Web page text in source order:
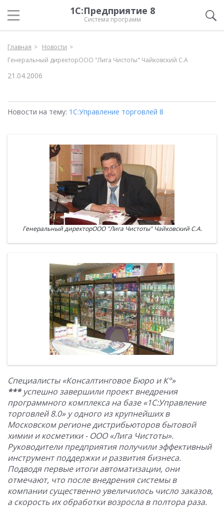
1С:Предприятие 8
Система программ
Главная
Новости
Генеральный директорООО "Лига Чистоты" Чайковский С.А
21.04.2006
Новости на тему: 1С:Управление торговлей 8
Генеральный директорООО "Лига Чистоты" Чайковский С.А.
Специалисты «Консалтинговое Бюро и К°»
***успешно завершили проект внедрения
программного комплекса на базе «1С:Управление
торговлей 8.0» у одного из крупнейших в
Московском регионе дистрибьюторов бытовой
химии и косметики - ООО «Лига Чистоты».
Руководители предприятия получили эффективный
инструмент поддержки и развития бизнеса.
Подводя первые итоги автоматизации, они
отмечают, что после внедрения системы в
компании существенно увеличилось число заказов,
а скорость их обработки возросла в полтора раза.